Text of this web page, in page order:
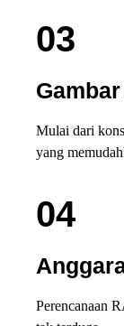
03
Mulai dari
yang
04
Perencanaan